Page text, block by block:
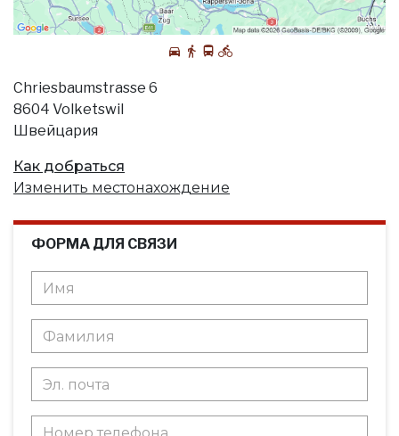
Chriesbaumstrasse 6
8604 Volketswil
Швейцария
Как добраться
Изменить местонахождение
ФОРМА ДЛЯ СВЯЗИ